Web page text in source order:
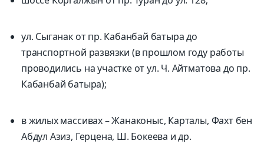
ул. Сыганак от пр. Кабанбай батыра до
транспортной развязки (в прошлом году работы
проводились на участке от ул. Ч. Айтматова до пр.
Кабанбай батыра);
в жилых массивах – Жанаконыс, Карталы, Фахт бен
Абдул Азиз, Герцена, Ш. Бокеева и др.